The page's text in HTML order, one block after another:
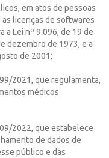
em atos de pessoas
licenças de softwares
Lei nº 9.096, de 19 de
dezembro de 1973, e a
de 2001;
2021, que regulamenta,
médicos
2022, que estabelece
de dados de
público e das